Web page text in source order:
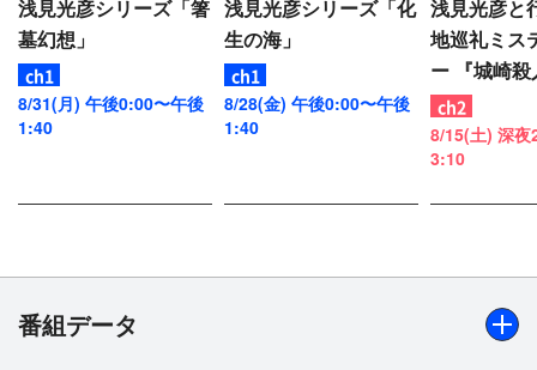
浅見光彦シリーズ「箸
墓幻想」
8/31(月) 午後0:00〜午後
1:40
浅見光彦シリーズ「化
生の海」
8/28(金) 午後0:00〜午後
1:40
浅見光彦と
地巡礼ミス
ー 『城崎
8/15(土) 深
3:10
番組データ